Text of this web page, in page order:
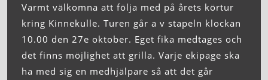
Varmt välkomna att följa med på årets körtur
kring Kinnekulle. Turen går a v stapeln klockan
10.00 den 27e oktober. Eget fika medtages och
det finns möjlighet att grilla. Varje ekipage ska
ha med sig en medhjälpare så att det går